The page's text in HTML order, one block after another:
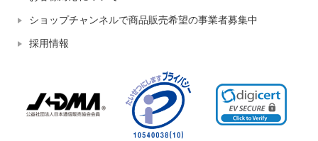
ショップチャンネルで商品販売希望の事業者募集中
採用情報